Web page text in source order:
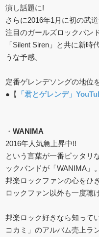
演し話題に!
さらに2016年1月に初の武
注目のガールズロックバンド
「Silent Siren」と共に新
うな予感。
定番ゲレンデソングの地位
●【
「君とゲレンデ」
・WANIMA
2016年人気急上昇中!!
という言葉が一番ピッタリ
ックバンドが「WANIMA」。
邦楽ロックファンの心をひ
ロックファン以外も一度聴
邦楽ロック好きなら知って
コカミ」のアルバム売上ラ